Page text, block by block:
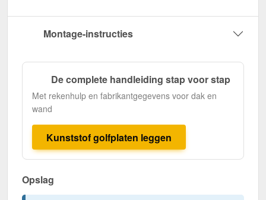
Montage-instructies
De complete handleiding stap voor stap
Met rekenhulp en fabrikantgegevens voor dak en
wand
Kunststof golfplaten leggen
Opslag